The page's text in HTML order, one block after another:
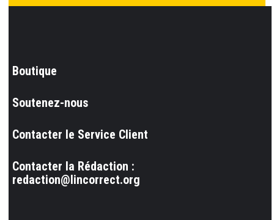
Boutique
Soutenez-nous
Contacter le Service Client
Contacter la Rédaction :
redaction@lincorrect.org